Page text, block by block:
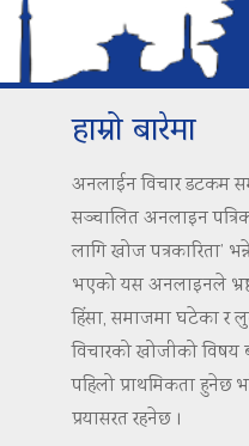
हाम्रो बारेमा
अनलाईन विचार डटकम
सञ्चालित अनलाइन
लागि खोज पत्रकारिता’
भएको यस अनलाइनले
हिंसा, समाजमा घटेका र
विचारको खोजीको विषय
पहिलो प्राथमिकता हुनेछ
प्रयासरत रहनेछ ।